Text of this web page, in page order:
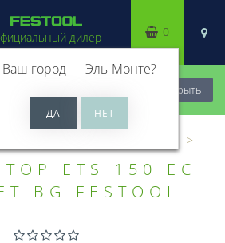
успей купить! Закрыть
дилер
Ваш город —Эль-Монте?
0
ETS 150 EC
BG FESTOOL